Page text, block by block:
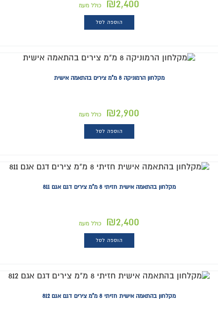
₪2,400 כולל מעמ
הוספה לסל
מקלחון הרמוניקה 8 מ"מ צירים בהתאמה אישית
₪2,900 כולל מעמ
הוספה לסל
מקלחון בהתאמה אישית חזיתי 8 מ"מ צירים דגם אגם 811
₪2,400 כולל מעמ
הוספה לסל
מקלחון בהתאמה אישית חזיתי 8 מ"מ צירים דגם אגם 812